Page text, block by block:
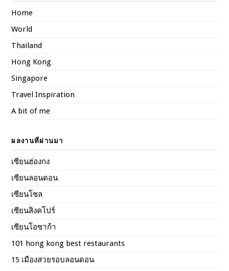
Home
World
Thailand
Hong Kong
Singapore
Travel Inspiration
A bit of me
ผลงานที่ผ่านมา
เซียนฮ่องกง
เซียนลอนดอน
เซียนโซล
เซียนสิงคโปร์
เซียนโอซาก้า
101 hong kong best restaurants
15 เมืองสวยรอบลอนดอน